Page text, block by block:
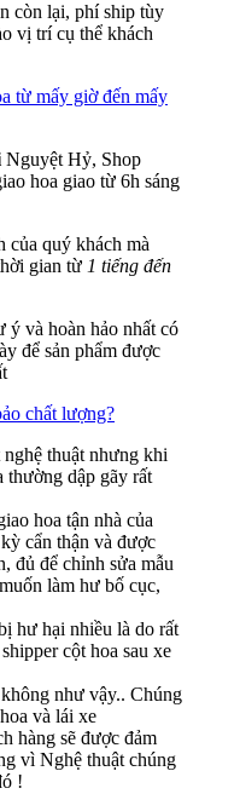
còn lại, phí ship tùy
vị trí cụ thể khách
từ mấy giờ đến mấy
Nguyệt Hỷ, Shop
hoa giao từ 6h sáng
của quý khách mà
gian từ 1 tiếng đến
ý và hoàn hảo nhất có
để sản phẩm được
chất lượng?
thuật nhưng khi
thường dập gãy rất
hoa tận nhà của
cẩn thận và được
đủ để chỉnh sửa mẫu
làm hư bố cục,
hư hại nhiều là do rất
cột hoa sau xe
như vậy.. Chúng
và lái xe
hàng sẽ được đảm
vì Nghệ thuật chúng
!